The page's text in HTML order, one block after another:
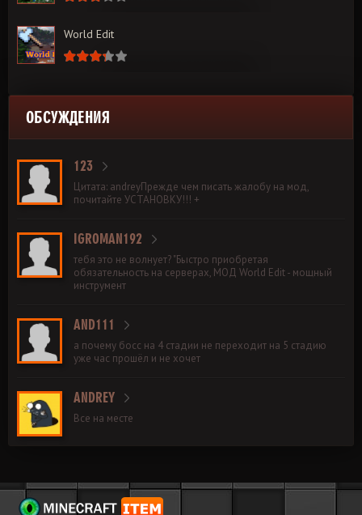
World Edit
ОБСУЖДЕНИЯ
123
Цитата: andreyПрежде чем писать жалобу на мод,
почитайте УСТАНОВКУ!!! +
IGROMAN192
тебя это не волнует? "Быстро приобретая
обязательность на серверах, МОД World Edit - мощный
инструмент
AND111
а почему босс на 4 стадии не переходит на 5 стадию
уже час прошёл и не хочет
ANDREY
Все на месте